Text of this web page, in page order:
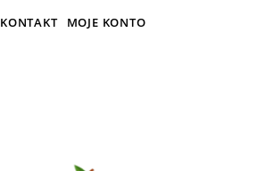
KONTAKT MOJE KONTO